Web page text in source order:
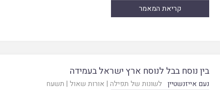
קריאת המאמר
בין נוסח בבל לנוסח ארץ ישראל בעמידה
נעם אייזנשטיין לשונות של תפילה | אורות שאול | תשעח